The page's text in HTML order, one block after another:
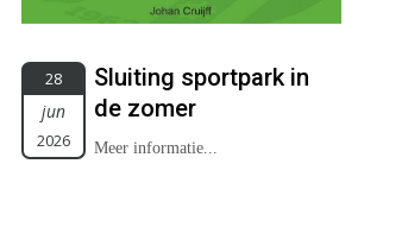
28
jun
2026
Sluiting sportpark in
de zomer
Meer informatie...